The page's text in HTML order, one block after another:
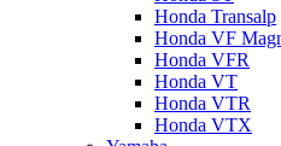
Honda Transalp
Honda VF
Honda VFR
Honda VT
Honda VTR
Honda VTX